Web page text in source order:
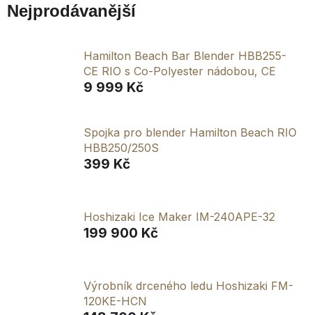
Nejprodávanější
Hamilton Beach Bar Blender HBB255-
CE RIO s Co-Polyester nádobou, CE
9 999 Kč
Spojka pro blender Hamilton Beach RIO
HBB250/250S
399 Kč
Hoshizaki Ice Maker IM-240APE-32
199 900 Kč
Výrobník drceného ledu Hoshizaki FM-
120KE-HCN